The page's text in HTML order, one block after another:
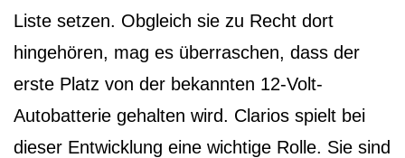
Liste setzen. Obgleich sie zu Recht dort
hingehören, mag es überraschen, dass der
erste Platz von der bekannten 12-Volt-
Autobatterie gehalten wird. Clarios spielt bei
dieser Entwicklung eine wichtige Rolle. Sie sind